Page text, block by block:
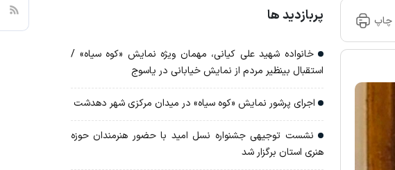
چاپ پربازدید ها
خانواده شهید علی کیانی، مهمان ویژه نمایش «کوه سیاه» /
استقبال بینظیر مردم از نمایش خیابانی در یاسوج
اجرای پرشور نمایش «کوه سیاه» در میدان مرکزی شهر دهدشت
نشست توجیهی جشنواره نسل امید با حضور هنرمندان حوزه
هنری استان برگزار شد